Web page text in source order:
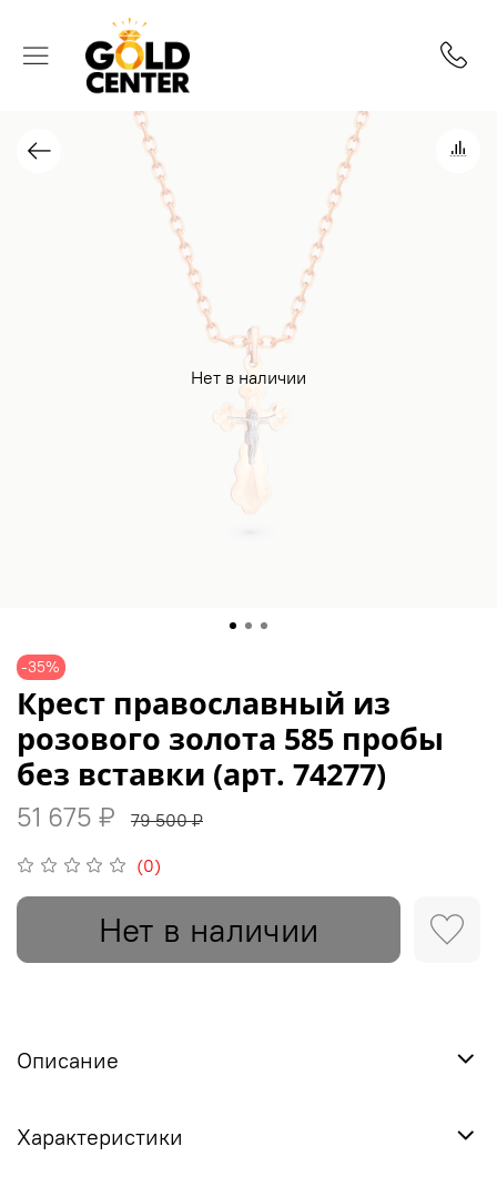
Нет в наличии
-35%
(0)
Крест православный из
розового золота 585 пробы
без вставки (арт. 74277)
51 675 ₽ 79 500 ₽
Нет в наличии
Описание
Характеристики